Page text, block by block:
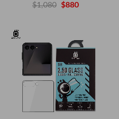
$1,080 $880